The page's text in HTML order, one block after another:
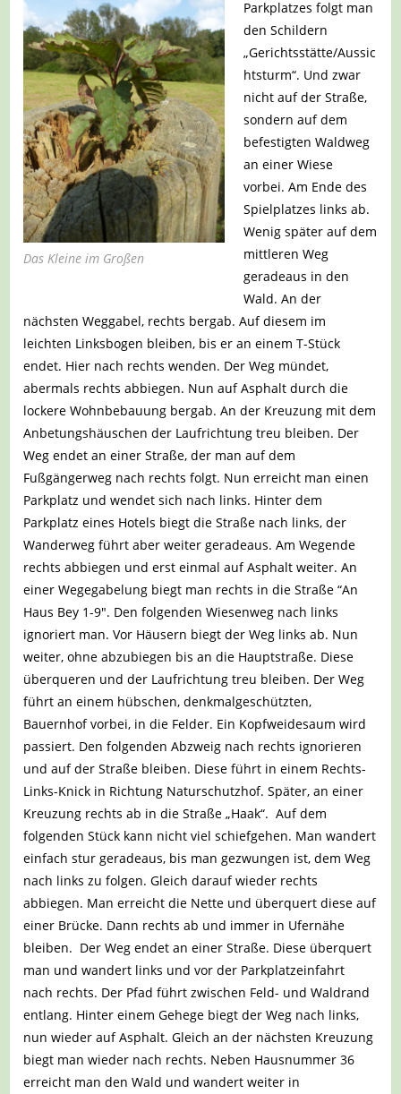
Das Kleine im Großen
Parkplatzes folgt man
den Schildern
„Gerichtsstätte/Aussic
htsturm“. Und zwar
nicht auf der Straße,
sondern auf dem
befestigten Waldweg
an einer Wiese
vorbei. Am Ende des
Spielplatzes links ab.
Wenig später auf dem
mittleren Weg
geradeaus in den
Wald. An der
nächsten Weggabel, rechts bergab. Auf diesem im
leichten Linksbogen bleiben, bis er an einem T-Stück
endet. Hier nach rechts wenden. Der Weg mündet,
abermals rechts abbiegen. Nun auf Asphalt durch die
lockere Wohnbebauung bergab. An der Kreuzung mit dem
Anbetungshäuschen der Laufrichtung treu bleiben. Der
Weg endet an einer Straße, der man auf dem
Fußgängerweg nach rechts folgt. Nun erreicht man einen
Parkplatz und wendet sich nach links. Hinter dem
Parkplatz eines Hotels biegt die Straße nach links, der
Wanderweg führt aber weiter geradeaus. Am Wegende
rechts abbiegen und erst einmal auf Asphalt weiter. An
einer Wegegabelung biegt man rechts in die Straße “An
Haus Bey 1-9″. Den folgenden Wiesenweg nach links
ignoriert man. Vor Häusern biegt der Weg links ab. Nun
weiter, ohne abzubiegen bis an die Hauptstraße. Diese
überqueren und der Laufrichtung treu bleiben. Der Weg
führt an einem hübschen, denkmalgeschützten,
Bauernhof vorbei, in die Felder. Ein Kopfweidesaum wird
passiert. Den folgenden Abzweig nach rechts ignorieren
und auf der Straße bleiben. Diese führt in einem Rechts-
Links-Knick in Richtung Naturschutzhof. Später, an einer
Kreuzung rechts ab in die Straße „Haak“. Auf dem
folgenden Stück kann nicht viel schiefgehen. Man wandert
einfach stur geradeaus, bis man gezwungen ist, dem Weg
nach links zu folgen. Gleich darauf wieder rechts
abbiegen. Man erreicht die Nette und überquert diese auf
einer Brücke. Dann rechts ab und immer in Ufernähe
bleiben. Der Weg endet an einer Straße. Diese überquert
man und wandert links und vor der Parkplatzeinfahrt
nach rechts. Der Pfad führt zwischen Feld- und Waldrand
entlang. Hinter einem Gehege biegt der Weg nach links,
nun wieder auf Asphalt. Gleich an der nächsten Kreuzung
biegt man wieder nach rechts. Neben Hausnummer 36
erreicht man den Wald und wandert weiter in